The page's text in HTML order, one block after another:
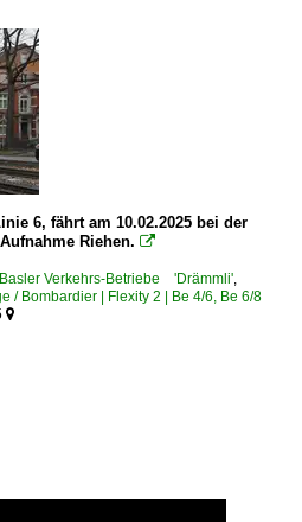
6, fährt am 10.02.2025 bei der
Riehen. 
Verkehrs-Betriebe 'Drämmli',
/ Bombardier | Flexity 2 | Be 4/6, Be 6/8
